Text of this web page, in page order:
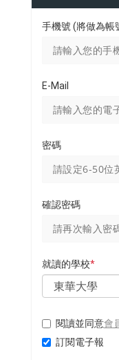
手機號 (將做為帳
E-Mail
密碼
確認密碼
就讀的學校*
閱讀並同意會
訂閱電子報